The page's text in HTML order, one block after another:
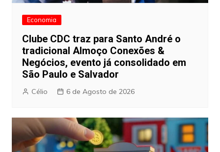
Economia
Clube CDC traz para Santo André o
tradicional Almoço Conexões &
Negócios, evento já consolidado em
São Paulo e Salvador
Célio 6 de Agosto de 2026